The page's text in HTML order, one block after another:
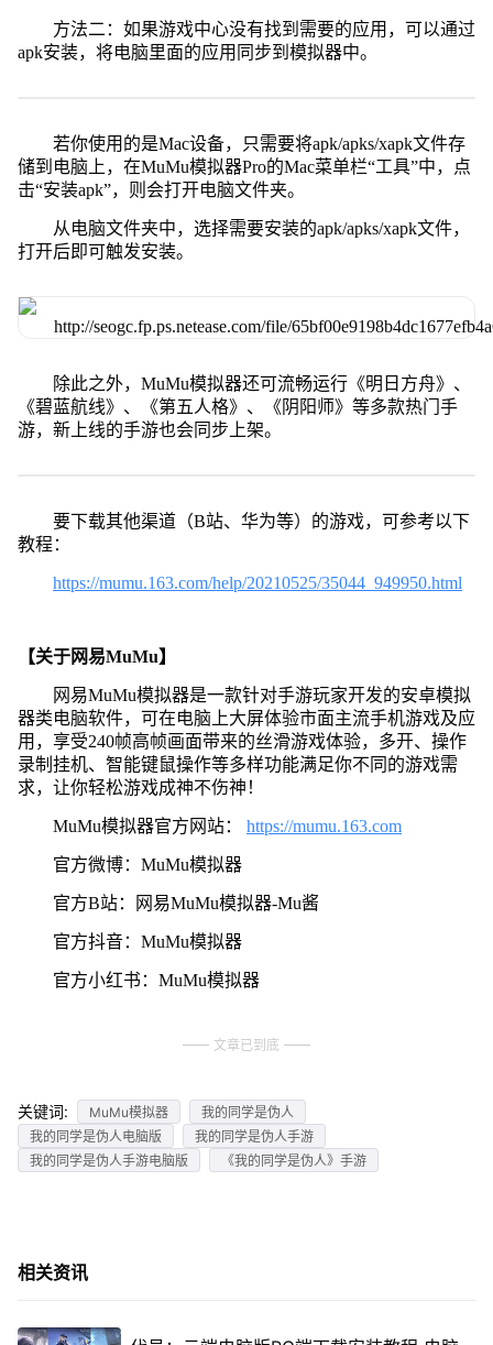
方法二：如果游戏中心没有找到需要的应用，可以通过
apk安装，将电脑里面的应用同步到模拟器中。
若你使用的是Mac设备，只需要将apk/apks/xapk文件存
储到电脑上，在MuMu模拟器Pro的Mac菜单栏“工具”中，点
击“安装apk”，则会打开电脑文件夹。
从电脑文件夹中，选择需要安装的apk/apks/xapk文件，
打开后即可触发安装。
除此之外，MuMu模拟器还可流畅运行《明日方舟》、
《碧蓝航线》、《第五人格》、《阴阳师》等多款热门手
游，新上线的手游也会同步上架。
要下载其他渠道（B站、华为等）的游戏，可参考以下
教程：
https://mumu.163.com/help/20210525/35044_949950.html
【关于网易MuMu】
网易MuMu模拟器是一款针对手游玩家开发的安卓模拟
器类电脑软件，可在电脑上大屏体验市面主流手机游戏及应
用，享受240帧高帧画面带来的丝滑游戏体验，多开、操作
录制挂机、智能键鼠操作等多样功能满足你不同的游戏需
求，让你轻松游戏成神不伤神！
MuMu模拟器官方网站： https://mumu.163.com
官方微博：MuMu模拟器
官方B站：网易MuMu模拟器-Mu酱
官方抖音：MuMu模拟器
官方小红书：MuMu模拟器
文章已到底
关键词: MuMu模拟器
我的同学是伪人
我的同学是伪人电脑版
我的同学是伪人手游
我的同学是伪人手游电脑版
《我的同学是伪人》手游
相关资讯